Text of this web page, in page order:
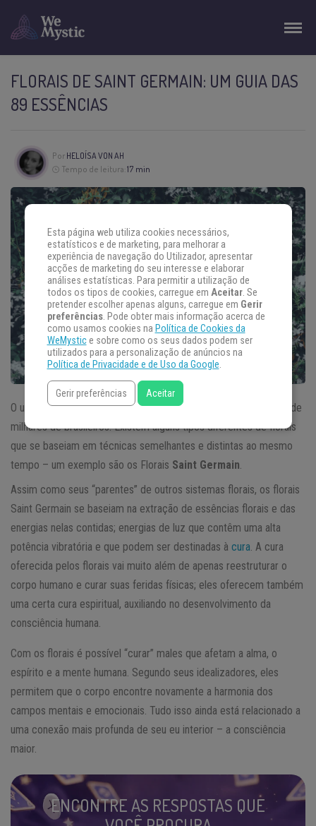
FLORAIS DE SAINT GERMAIN: UM GUIA DAS
89 ESSÊNCIAS
Por HELOÍSA VON AH
Tempo de leitura:17 min
O uso defloraiscada vez mais faz parte da vida e do cotidiano de
milhares de brasileiros. Existem alguns tipos diferentes de florais
que se baseiam em técnicas semelhantes e distintas ao mesmo
tempo – um exemplo são os Florais Saint Germain
Assim como seus “parentes” de outros sistemas florais, os florais
Saint Germain se baseiam na extração de essências florais e das
energias nelas contidas; energias de luz que contêm uma alta
potência vibratória e que podem ser destinadas à cura . A cura
oferecida pelos florais vai muito além de apenas reestruturar o
corpo humano e curar suas feridas físicas; eles oferecem também
uma certa cura espiritual, auxiliando no desenvolvimento da
consciência humana.
Com os florais é possível “curar” males que afetam a alma, o
espírito e a mente humana. Segundo seus idealizadores, eles
permitem que o corpo encontre novamente a harmonia dos
campos mentais e emocionais. Tudo isso ainda está relacionado a
uma conexão mais profunda de seu eu interior – a consciência
maior.
ENCONTRE AS RESPOSTAS QUE
Esta página web utiliza cookies necessários,
estatísticos e de marketing, para melhorar a
experiência de navegação do Utilizador, apresentar
acções de marketing do seu interesse e elaborar
análises estatísticas. Para permitir a utilização de
todos os tipos de cookies, carregue em Aceitar. Se
pretender escolher apenas alguns, carregue em Gerir
preferências. Pode obter mais informação acerca de
como usamos cookies na Política de Cookies da
WeMystice sobre como os seus dados podem ser
utilizados para a personalização de anúncios na
Política de Privacidade e de Uso da Google.
Gerir preferências Aceitar